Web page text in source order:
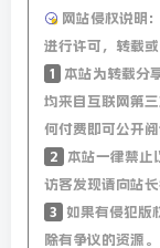
网站侵权说明：
进行许可，转载
1
本站为转载分
均来自互联网第
何付费即可公开阅
2
本站一律禁止
访客发现请向站
3
如果有侵犯版
除有争议的资源。